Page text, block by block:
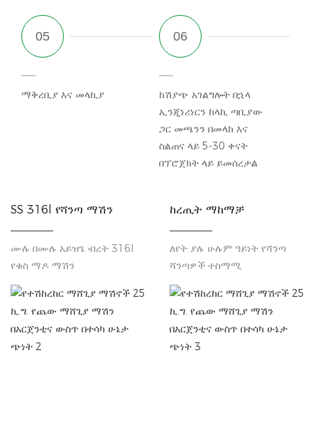
ማቅረቢያ እና መላኪያ
ከሽያጭ አገልግሎት በኋላ
ኢንጂነሪነርን ከላኪ ጣቢያው
ጋር መጫንን በመላክ እና
ስልጠና ላይ 5-30 ቀናት
በፕሮጀክት ላይ ይመሰረታል
SS 316l የሻንጣ ማሽን
ሙሉ በሙሉ አይዝጌ ብረት 316l
የቁስ ማዶ ማሽን
ከረጢት ማከማቻ
ለየት ያሉ ሁሉም ዓይነት የሻንጣ
ሻንጣዎች ተስማሚ